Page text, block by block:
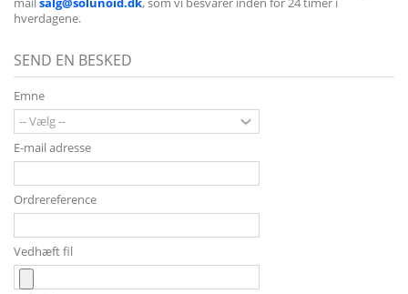
hverdagene.
SEND EN BESKED
Emne
E-mail adresse
Ordrereference
Vedhæft fil